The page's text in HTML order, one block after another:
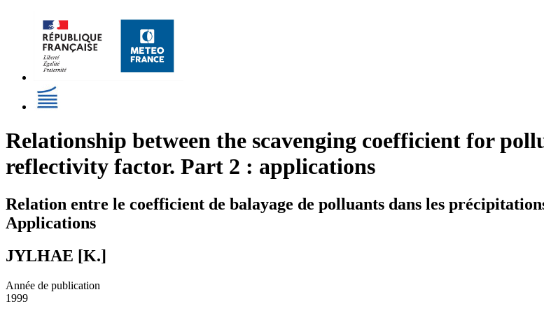
Relationship between the scavenging coefficient for
reflectivity factor. Part 2 : applications
Relation entre le coefficient de balayage de polluants dans les
Applications
JYLHAE [K.]
Année de publication
1999